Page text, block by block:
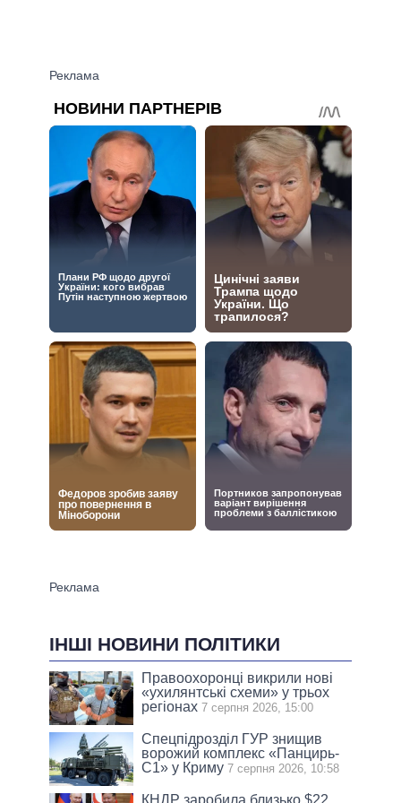
ІНШІ НОВИНИ ПОЛІТИКИ
Правоохоронці викрили нові
«ухилянтські схеми» у трьох
регіонах 7 серпня 2026, 15:00
Спецпідрозділ ГУР знищив
ворожий комплекс «Панцирь-
С1» у Криму 7 серпня 2026, 10:58
КНДР заробила близько $22